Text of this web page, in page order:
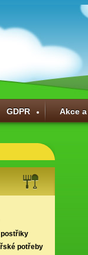
GDPR Akce
postřiky
potřeby